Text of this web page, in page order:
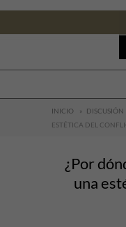
INICIO » DISCUSIÓN
ESTÉTICA DEL
¿Por
una